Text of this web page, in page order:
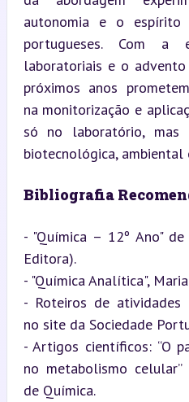
autonomia e o espírito
portugueses. Com a
laboratoriais e o
próximos anos
na monitorização e
só no laboratório, mas
biotecnológica, ambiental
Bibliografia
- "Química – 12º Ano"
Editora).
- "Química Analítica",
- Roteiros de atividades
no site da Sociedade
- Artigos científicos: “O
no metabolismo
de Química.